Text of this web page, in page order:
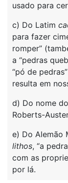
usado para
c) Do Latim
para fazer
romper”
a “pedras
“pó de
resulta em
d) Do nome
Roberts-
e) Do Alemão
lithos, “a
com as
por lá.